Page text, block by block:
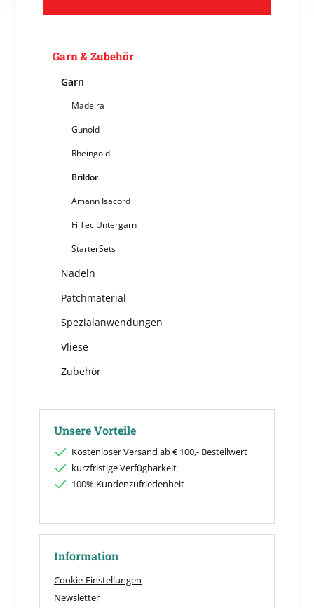
Garn & Zubehör
Garn
Madeira
Gunold
Rheingold
Brildor
Amann Isacord
FilTec Untergarn
StarterSets
Nadeln
Patchmaterial
Spezialanwendungen
Vliese
Zubehör
Unsere Vorteile
Kostenloser Versand ab € 100,- Bestellwert
kurzfristige Verfügbarkeit
100% Kundenzufriedenheit
Information
Cookie-Einstellungen
Newsletter